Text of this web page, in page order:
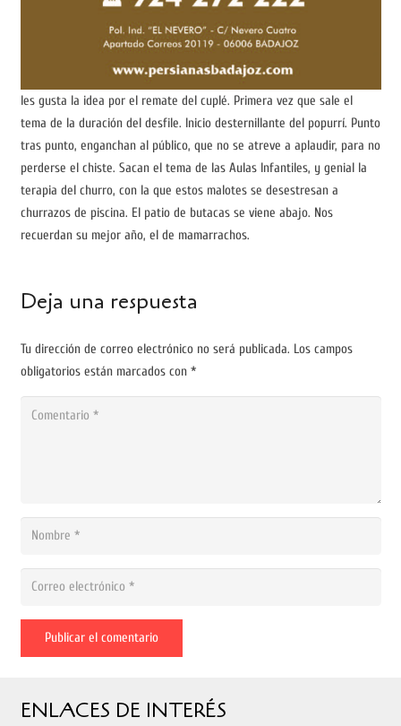
les gusta la idea por el remate del cuplé. Primera vez que sale el
tema de la duración del desfile. Inicio desternillante del popurrí. Punto
tras punto, enganchan al público, que no se atreve a aplaudir, para no
perderse el chiste. Sacan el tema de las Aulas Infantiles, y genial la
terapia del churro, con la que estos malotes se desestresan a
churrazos de piscina. El patio de butacas se viene abajo. Nos
recuerdan su mejor año, el de mamarrachos.
Deja una respuesta
Tu dirección de correo electrónico no será publicada. Los campos
obligatorios están marcados con *
Publicar el comentario
ENLACES DE INTERÉS